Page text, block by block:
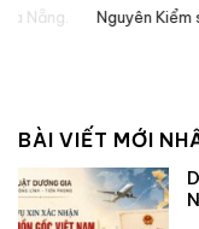
Nguyên Kiểm sát
BÀI VIẾT MỚI